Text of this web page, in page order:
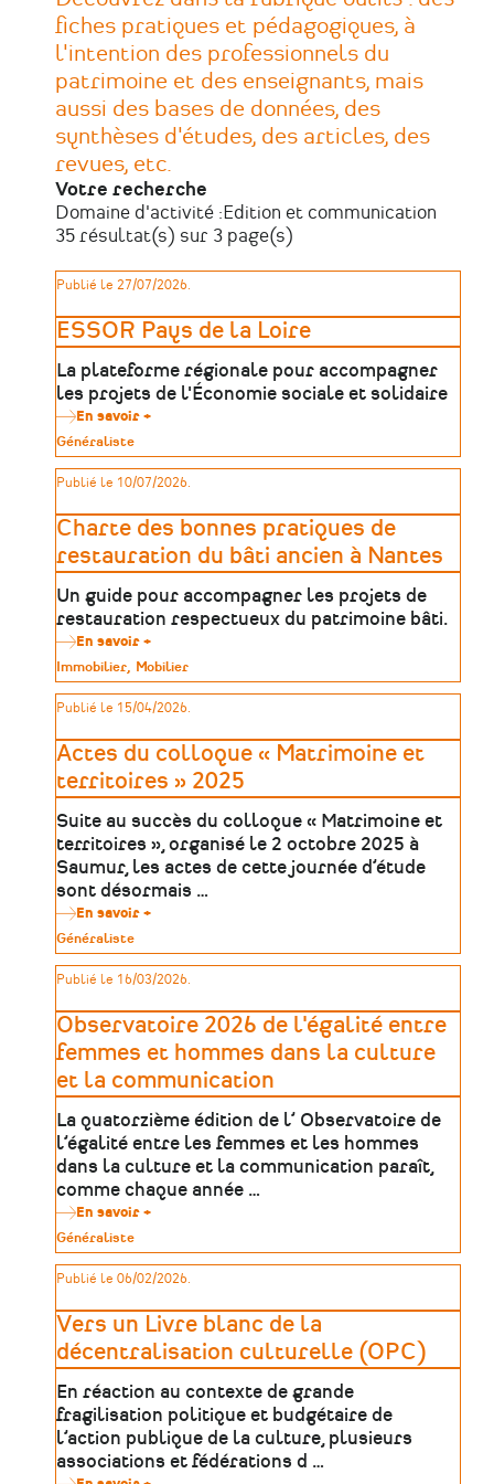
fiches pratiques et pédagogiques, à
l'intention des professionnels du
patrimoine et des enseignants, mais
aussi des bases de données, des
synthèses d'études, des articles, des
revues, etc.
Votre recherche
Domaine d'activité : Edition et communication
35 résultat(s) sur 3 page(s)
Publié le 27/07/2026.
ESSOR Pays de la Loire
La plateforme régionale pour accompagner
les projets de l'Économie sociale et solidaire
En savoir +
de
la
Type
de
patrimoine
Généraliste
Publié le 10/07/2026.
Charte des bonnes pratiques de
restauration du bâti ancien à Nantes
Un guide pour accompagner les projets de
restauration respectueux du patrimoine bâti.
En savoir +
Charte
des
bonnes
pratiques
restauration
du
bâti
ancien
Nantes
Type
de
patrimoine
Immobilier Mobilier
Publié le 15/04/2026.
Actes du colloque « Matrimoine et
territoires » 2025
Suite au succès du colloque « Matrimoine et
territoires », organisé le 2 octobre 2025 à
Saumur, les actes de cette journée d’étude
sont désormais …
En savoir +
colloque
«
et
territoires
»
2025
Type
de
patrimoine
Généraliste
Publié le 16/03/2026.
Observatoire 2026 de l'égalité entre
femmes et hommes dans la culture
et la communication
La quatorzième édition de l’ Observatoire de
l’égalité entre les femmes et les hommes
dans la culture et la communication paraît,
comme chaque année …
En savoir +
de
l'égalité
femmes
et
hommes
dans
culture
et
la
communication
Type
de
patrimoine
Généraliste
Publié le 06/02/2026.
Vers un Livre blanc de la
décentralisation culturelle (OPC)
En réaction au contexte de grande
fragilisation politique et budgétaire de
l’action publique de la culture, plusieurs
associations et fédérations d …